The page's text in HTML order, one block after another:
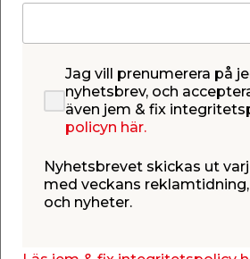
Lagerstatus uppdaterad 5 aug 2026 23:04
Lägg till i
Produktbeskrivning
Jag vill prenumerera på
nyhetsbrev, och
även jem & fix
policyn här.
Nyhetsbrevet skickas ut
med veckans
och nyheter.